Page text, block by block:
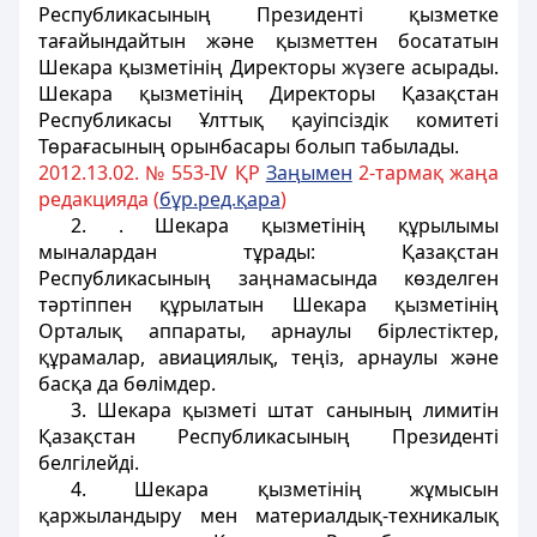
Республикасының Президентi қызметке
тағайындайтын және қызметтен босататын
Шекара қызметiнiң Директоры жүзеге асырады.
Шекара қызметiнiң Директоры Қазақстан
Республикасы Ұлттық қауiпсiздiк комитетi
Төрағасының орынбасары болып табылады.
2012.13.02. № 553-IV ҚР Заңымен 2-тармақ жаңа
редакцияда (бұр.ред.қара)
2. . Шекара қызметiнiң құрылымы
мыналардан тұрады: Қазақстан
Республикасының заңнамасында көзделген
тәртiппен құрылатын Шекара қызметiнiң
Орталық аппараты, арнаулы бiрлестiктер,
құрамалар, авиациялық, теңiз, арнаулы және
басқа да бөлімдер.
3. Шекара қызметi штат санының лимитін
Қазақстан Республикасының Президентi
белгiлейдi.
4. Шекара қызметiнiң жұмысын
қаржыландыру мен материалдық-техникалық